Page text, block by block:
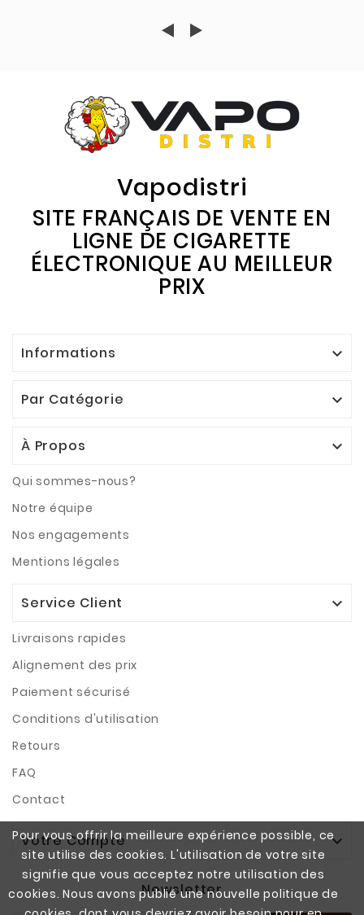
Pour vous offrir la meilleure expérience possible, ce
site utilise des cookies. L'utilisation de votre site
signifie que vous acceptez notre utilisation des
cookies. Nous avons publié une nouvelle politique de
Vapodistri
SITE FRANÇAIS DE VENTE EN
LIGNE DE CIGARETTE
ÉLECTRONIQUE AU MEILLEUR
PRIX
Informations 
Par Catégorie 
À Propos 
Qui sommes-nous?
Notre équipe
Nos engagements
Mentions légales
Service Client 
Livraisons rapides
Alignement des prix
Paiement sécurisé
Conditions d'utilisation
Retours
FAQ
Contact
Votre Compte 
Newsletter